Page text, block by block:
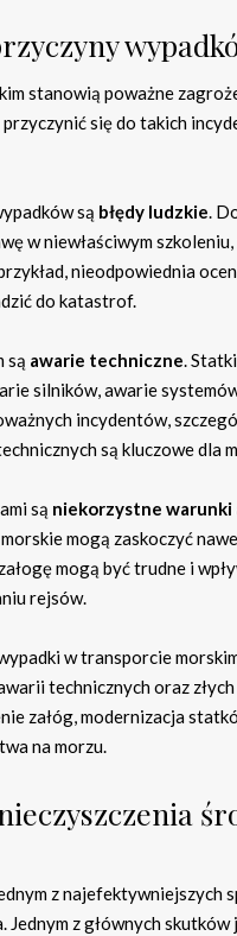
stanowią poważne
się do takich
są błędy ludzkie.
w niewłaściwym
nieodpowiednia
do katastrof.
są awarie techniczne.
silników, awarie
incydentów,
są kluczowe dla
są niekorzystne
mogą zaskoczyć
mogą być trudne i
rejsów.
w transporcie
technicznych oraz
załóg, modernizacja
na morzu.
z najefektywniejszych
Jednym z głównych